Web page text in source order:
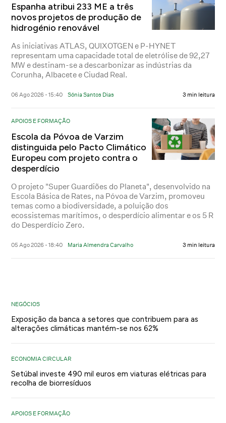
Espanha atribui 233 ME a três
novos projetos de produção de
hidrogénio renovável
As iniciativas ATLAS, QUIXOTGEN e P-HYNET
representam uma capacidade total de eletrólise de 92,27
MW e destinam-se a descarbonizar as indústrias da
Corunha, Albacete e Ciudad Real.
06 Ago 2026 - 15:40 Sónia Santos Dias 3 min leitura
APOIOS E FORMAÇÃO
Escola da Póvoa de Varzim
distinguida pelo Pacto Climático
Europeu com projeto contra o
desperdício
O projeto "Super Guardiões do Planeta", desenvolvido na
Escola Básica de Rates, na Póvoa de Varzim, promoveu
temas como a biodiversidade, a poluição dos
ecossistemas marítimos, o desperdício alimentar e os 5 R
do Desperdício Zero.
05 Ago 2026 - 18:40 Maria Almendra Carvalho 3 min leitura
NEGÓCIOS
Exposição da banca a setores que contribuem para as
alterações climáticas mantém-se nos 62%
ECONOMIA CIRCULAR
Setúbal investe 490 mil euros em viaturas elétricas para
recolha de biorresíduos
APOIOS E FORMAÇÃO